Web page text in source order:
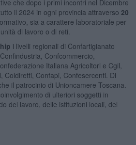
che dopo i primi incontri nel Dicembre
il 2024 in ogni provincia attraverso 20
sia a carattere laboratoriale per
di lavoro o di reti.
i livelli regionali di Confartigianato
Confcommercio,
Italiana Agricoltori e Cgil,
Coldiretti, Confapi, Confesercenti. Di
il patrocinio di Unioncamere Toscana.
di ulteriori soggetti in
del lavoro, delle istituzioni locali, del